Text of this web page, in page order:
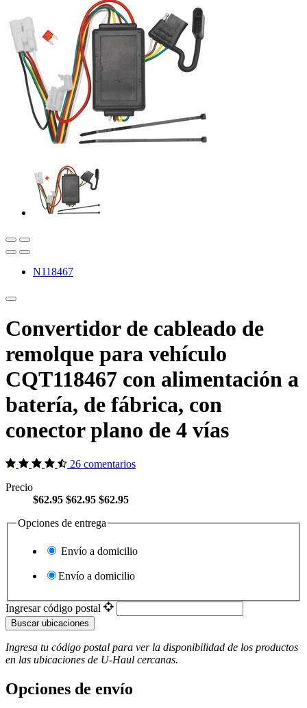
N118467
Convertidor de cableado de
remolque para vehículo
CQT118467 con alimentación a
batería, de fábrica, con
conector plano de 4 vías
26 comentarios
Precio
$62.95 $62.95 $62.95
Opciones de entrega
Envío a domicilio
Envío a domicilio
Ingresar código postal
Buscar ubicaciones
Ingresa tu código postal para ver la disponibilidad de los productos
en las ubicaciones de U-Haul ​​​​​​​ cercanas.
Opciones de envío